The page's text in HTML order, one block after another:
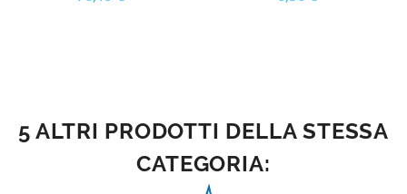
5 ALTRI PRODOTTI DELLA STESSA
CATEGORIA: